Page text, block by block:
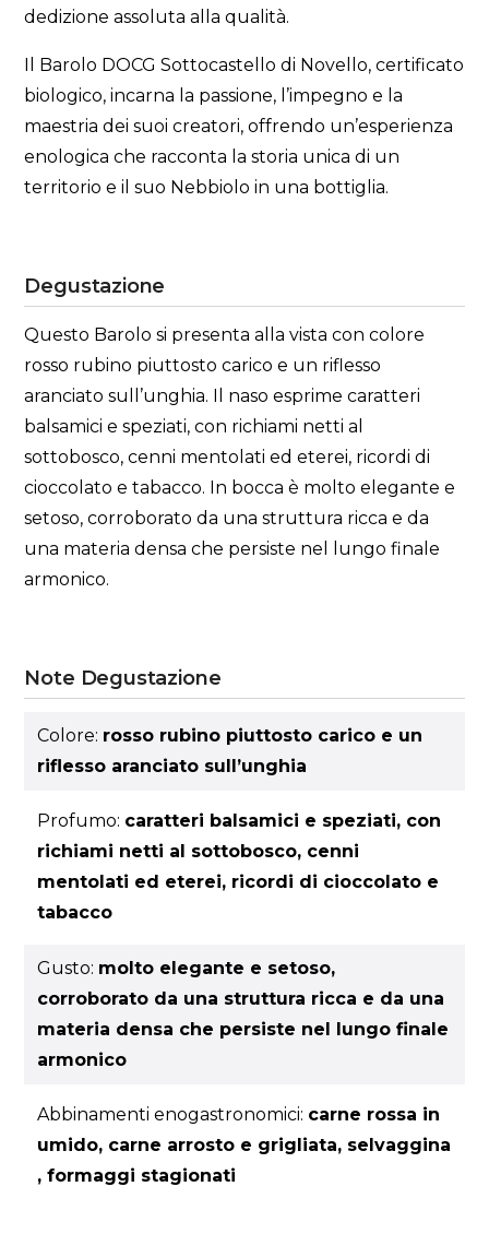
dedizione assoluta alla qualità.
Il Barolo DOCG Sottocastello di Novello, certificato
biologico, incarna la passione, l’impegno e la
maestria dei suoi creatori, offrendo un’esperienza
enologica che racconta la storia unica di un
territorio e il suo Nebbiolo in una bottiglia.
Degustazione
Questo Barolo si presenta alla vista con colore
rosso rubino piuttosto carico e un riflesso
aranciato sull’unghia. Il naso esprime caratteri
balsamici e speziati, con richiami netti al
sottobosco, cenni mentolati ed eterei, ricordi di
cioccolato e tabacco. In bocca è molto elegante e
setoso, corroborato da una struttura ricca e da
una materia densa che persiste nel lungo finale
armonico.
Note Degustazione
Colore: rosso rubino piuttosto carico e un
riflesso aranciato sull’unghia
Profumo: caratteri balsamici e speziati, con
richiami netti al sottobosco, cenni
mentolati ed eterei, ricordi di cioccolato e
tabacco
Gusto: molto elegante e setoso,
corroborato da una struttura ricca e da una
materia densa che persiste nel lungo finale
armonico
Abbinamenti enogastronomici: carne rossa in
umido, carne arrosto e grigliata, selvaggina
, formaggi stagionati